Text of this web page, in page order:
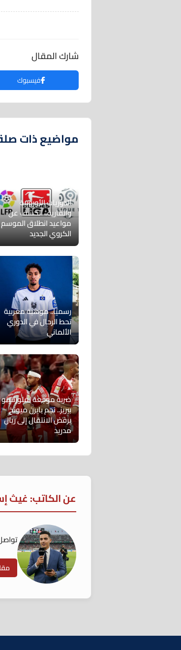
شارك المقال
فيسبوك
مواضيع ذات
الدوريات الأوروبية
والقارية.. الكشف عن
مواعيد انطلاق الموسم
الكروي الجديد
رسميًا.. موهبة مغربية
تحط الرحال في الدوري
الألماني
ضربة موجعة لفلورنتينو
بيريز.. نجم بايرن ميونخ
يرفض الانتقال إلى ريال
مدريد
عن الكاتب: غيث